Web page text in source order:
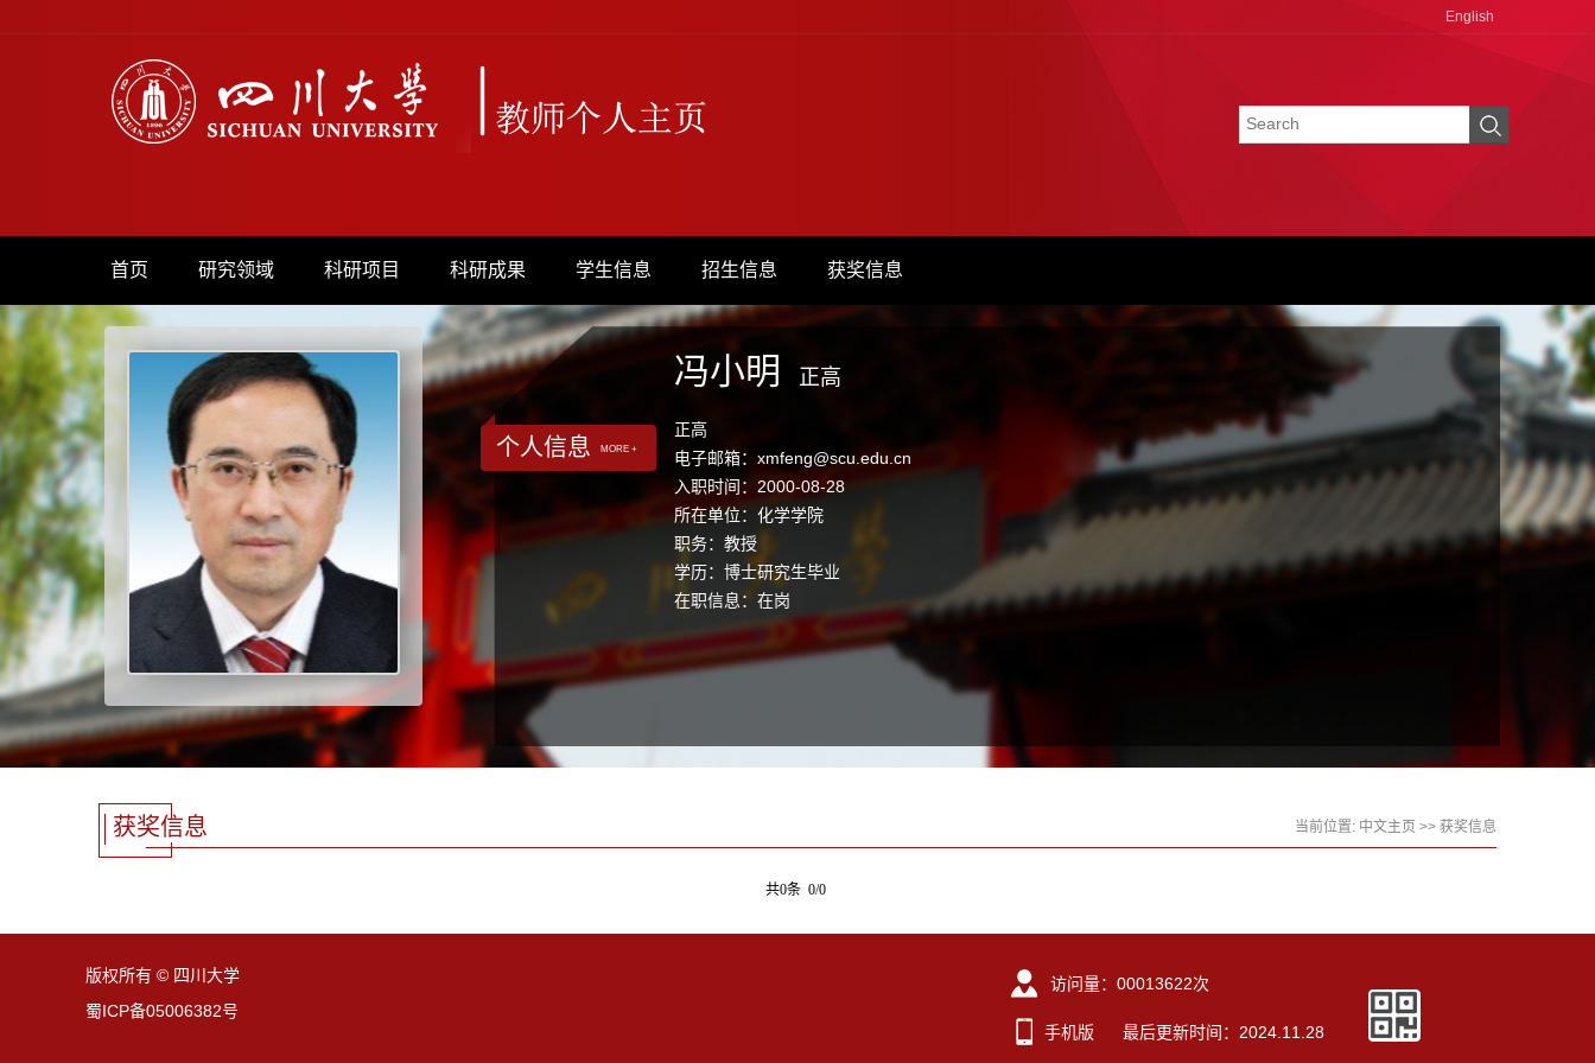
English
首页 研究领域 科研项目 科研成果 学生信息 招生信息 获奖信息
个人信息 MORE +
冯小明 正高
正高
电子邮箱： xmfeng@scu.edu.cn
入职时间：2000-08-28
所在单位：化学学院
职务：教授
学历：博士研究生毕业
在职信息：在岗
获奖信息 当前位置: 中文主页 >> 获奖信息
共0条 0/0
版权所有 © 四川大学
蜀ICP备05006382号
访问量： 00013622次
手机版 最后更新时间： 2024 11 28